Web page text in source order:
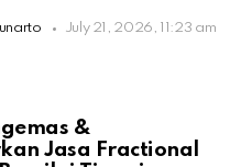
July 21, 2026, 11:23 am
&
Jasa Fractional